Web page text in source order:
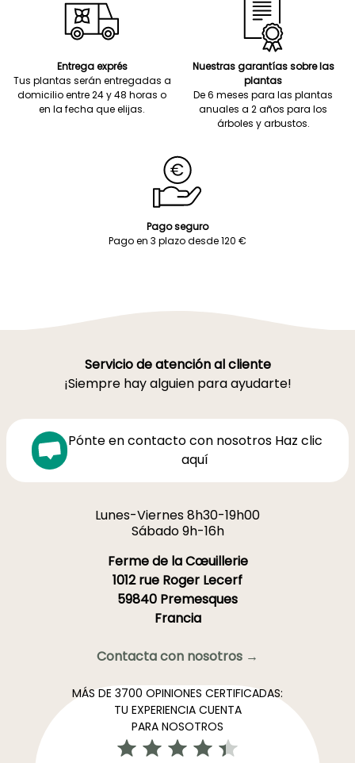
Entrega exprés
Tus plantas serán entregadas a
domicilio entre 24 y 48 horas o
en la fecha que elijas.
Nuestras garantías sobre las
plantas
De 6 meses para las plantas
anuales a 2 años para los
árboles y arbustos.
Pago seguro
Pago en 3 plazo desde 120 €
Servicio de atención al cliente
¡Siempre hay alguien para ayudarte!
Pónte en contacto con nosotros Haz clic
aquí
Lunes-Viernes 8h30-19h00
Sábado 9h-16h
Ferme de la Cœuillerie
1012 rue Roger Lecerf
59840 Premesques
Francia
Contacta con nosotros →
MÁS DE 3700 OPINIONES CERTIFICADAS:
TU EXPERIENCIA CUENTA
PARA NOSOTROS